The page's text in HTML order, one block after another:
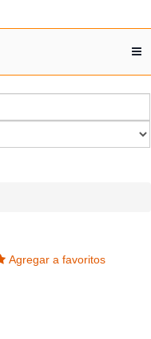
Agregar a favoritos